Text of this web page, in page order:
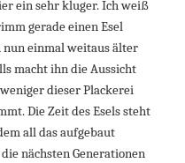
ein sehr kluger. Ich weiß
gerade einen Esel
nun einmal weitaus älter
macht ihn die Aussicht
dieser Plackerei
Die Zeit des Esels steht
all das aufgebaut
nächsten Generationen